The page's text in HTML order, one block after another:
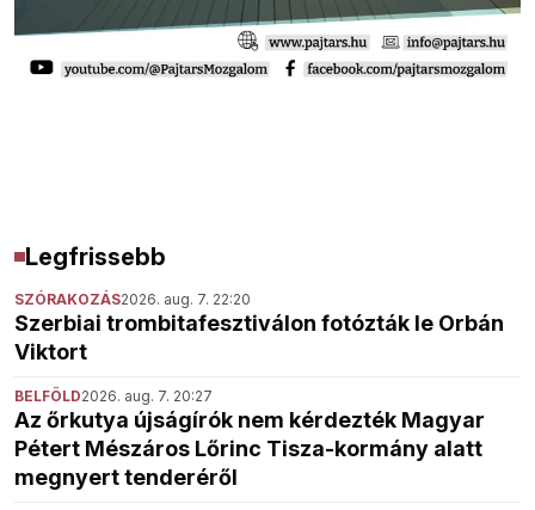
Legfrissebb
SZÓRAKOZÁS2026. aug. 7. 22:20
Szerbiai trombitafesztiválon fotózták le Orbán
Viktort
BELFÖLD2026. aug. 7. 20:27
Az őrkutya újságírók nem kérdezték Magyar
Pétert Mészáros Lőrinc Tisza-kormány alatt
megnyert tenderéről